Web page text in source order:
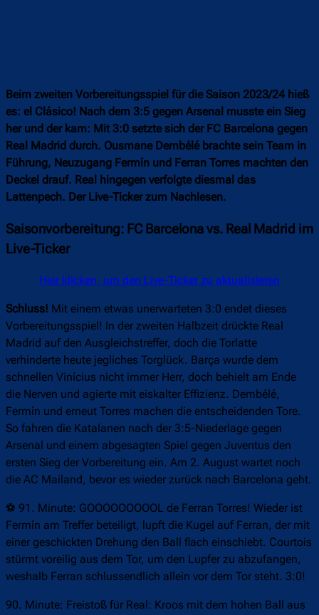
Beim zweiten Vorbereitungsspiel für die Saison 2023/24 hieß
es: el Clásico! Nach dem 3:5 gegen Arsenal musste ein Sieg
her und der kam: Mit 3:0 setzte sich der FC Barcelona gegen
Real Madrid durch. Ousmane Dembélé brachte sein Team in
Führung, Neuzugang Fermín und Ferran Torres machten den
Deckel drauf. Real hingegen verfolgte diesmal das
Lattenpech. Der Live-Ticker zum Nachlesen.
Saisonvorbereitung: FC Barcelona vs. Real Madrid im
Live-Ticker
Hier klicken, um den Live-Ticker zu aktualisieren
Schluss! Mit einem etwas unerwarteten 3:0 endet dieses
Vorbereitungsspiel! In der zweiten Halbzeit drückte Real
Madrid auf den Ausgleichstreffer, doch die Torlatte
verhinderte heute jegliches Torglück. Barça wurde dem
schnellen Vinícius nicht immer Herr, doch behielt am Ende
die Nerven und agierte mit eiskalter Effizienz. Dembélé,
Fermín und erneut Torres machen die entscheidenden Tore.
So fahren die Katalanen nach der 3:5-Niederlage gegen
Arsenal und einem abgesagten Spiel gegen Juventus den
ersten Sieg der Vorbereitung ein. Am 2. August wartet noch
die AC Mailand, bevor es wieder zurück nach Barcelona geht.
⚽ 91. Minute: GOOOOOOOOOL de Ferran Torres! Wieder ist
Fermín am Treffer beteiligt, lupft die Kugel auf Ferran, der mit
einer geschickten Drehung den Ball flach einschiebt. Courtois
stürmt voreilig aus dem Tor, um den Lupfer zu abzufangen,
weshalb Ferran schlussendlich allein vor dem Tor steht. 3:0!
90. Minute: Freistoß für Real: Kroos mit dem hohen Ball aus